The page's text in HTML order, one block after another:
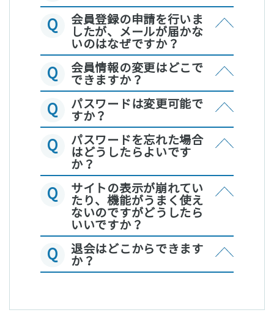
Q
会員登録の申請を行いま
したが、メールが届かな
いのはなぜですか？
Q
会員情報の変更はどこで
できますか？
Q
パスワードは変更可能で
すか？
Q
パスワードを忘れた場合
はどうしたらよいです
か？
Q
サイトの表示が崩れてい
たり、機能がうまく使え
ないのですがどうしたら
いいですか？
Q
退会はどこからできます
か？